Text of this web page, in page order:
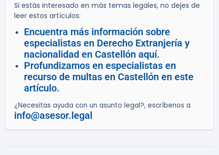
Si estás interesado en más temas legales, no dejes de
leer estos artículos:
Encuentra más información sobre
especialistas en Derecho Extranjería y
nacionalidad en Castellón aquí.
Profundizamos en especialistas en
recurso de multas en Castellón en este
artículo.
¿Necesitas ayuda con un asunto legal?, escríbenos a
info@asesor.legal